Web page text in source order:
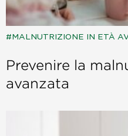
Prevenire la
avanzata
MALNUTRIZIONE IN ETÀ